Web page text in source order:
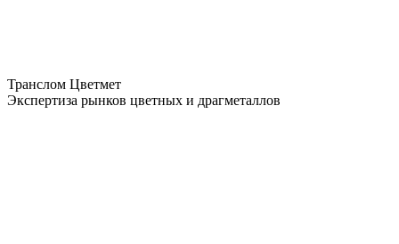
Транслом Цветмет
Экспертиза рынков цветных и драгметаллов